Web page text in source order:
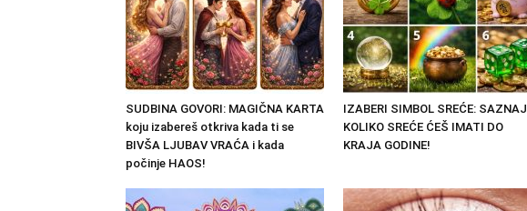
SUDBINA GOVORI: MAGIČNA KARTA
koju izabereš otkriva kada ti se
BIVŠA LJUBAV VRAĆA i kada
počinje HAOS!
IZABERI SIMBOL SREĆE: SAZNAJ
KOLIKO SREĆE ĆEŠ IMATI DO
KRAJA GODINE!